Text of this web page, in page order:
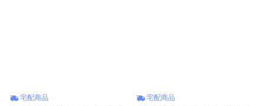
宅配商品 宅配商品